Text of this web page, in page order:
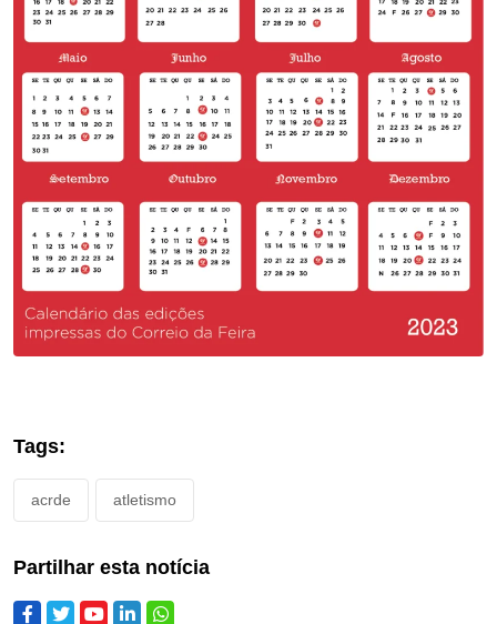
Tags:
acrde atletismo
Partilhar esta notícia